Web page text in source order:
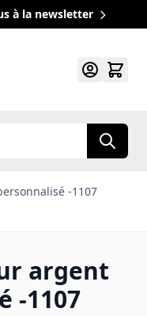
à la newsletter
-1107
argent
-1107